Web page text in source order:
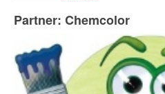
Partner: Chemcolor